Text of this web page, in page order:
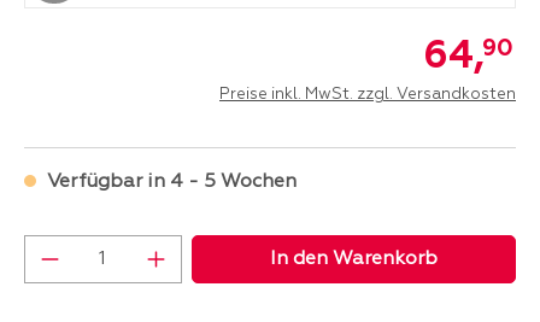
64,90
Preise inkl. MwSt. zzgl. Versandkosten
Verfügbar in 4 - 5 Wochen
Produkt Anzahl: Gib den gewünschten
In den Warenkorb